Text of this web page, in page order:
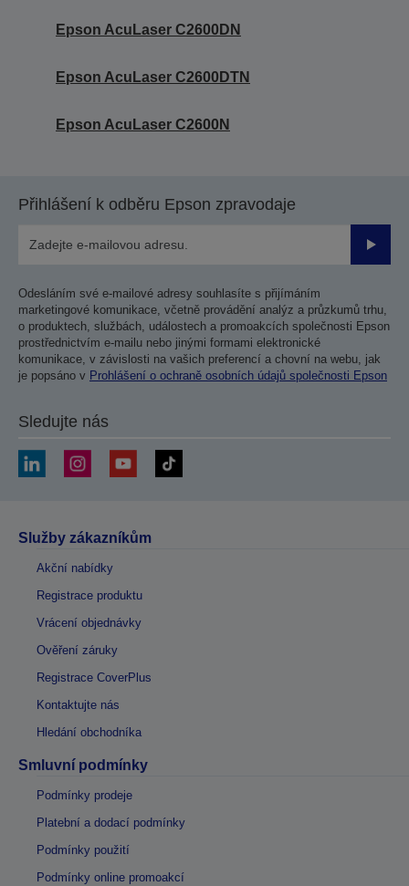
Epson AcuLaser C2600DN
Epson AcuLaser C2600DTN
Epson AcuLaser C2600N
Přihlášení k odběru Epson zpravodaje
Odesláním své e-mailové adresy souhlasíte s přijímáním
marketingové komunikace, včetně provádění analýz a průzkumů trhu,
o produktech, službách, událostech a promoakcích společnosti Epson
prostřednictvím e-mailu nebo jinými formami elektronické
komunikace, v závislosti na vašich preferencí a chovní na webu, jak
je popsáno v Prohlášení o ochraně osobních údajů společnosti Epson
Sledujte nás
Služby zákazníkům
Akční nabídky
Registrace produktu
Vrácení objednávky
Ověření záruky
Registrace CoverPlus
Kontaktujte nás
Hledání obchodníka
Smluvní podmínky
Podmínky prodeje
Platební a dodací podmínky
Podmínky použití
Podmínky online promoakcí